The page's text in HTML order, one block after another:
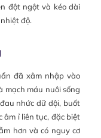
đột ngột và kéo dài
độ.
đã xâm nhập vào
mạch máu nuôi sống
nhức dữ dội, buốt
âm ỉ liên tục, đặc biệt
hơn và có nguy cơ